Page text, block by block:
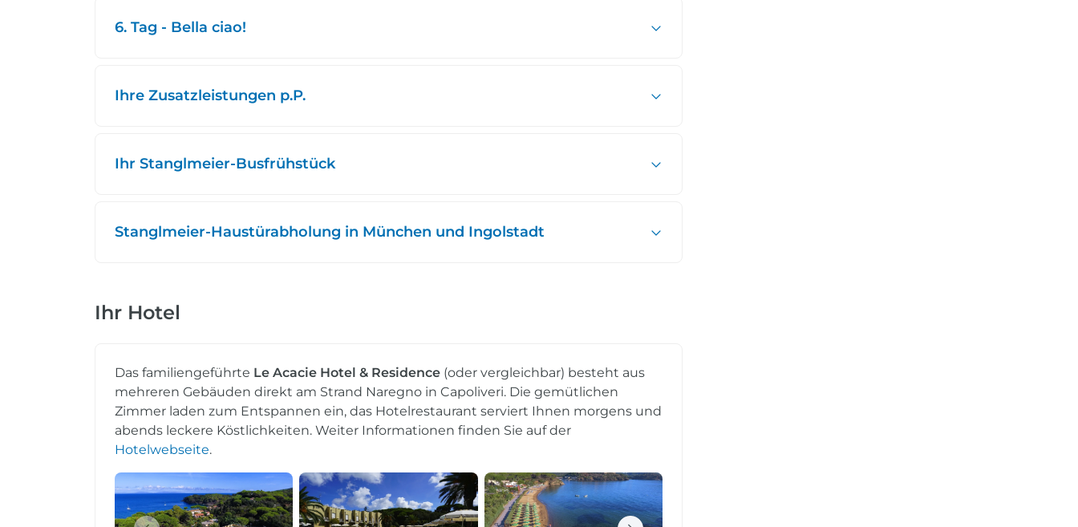
6. Tag - Bella ciao!
Ihre Zusatzleistungen p.P.
Ihr Stanglmeier-Busfrühstück
Stanglmeier-Haustürabholung in München und Ingolstadt
Ihr Hotel
Das familiengeführte Le Acacie Hotel & Residence (oder vergleichbar) besteht aus
mehreren Gebäuden direkt am Strand Naregno in Capoliveri. Die gemütlichen
Zimmer laden zum Entspannen ein, das Hotelrestaurant serviert Ihnen morgens und
abends leckere Köstlichkeiten. Weiter Informationen finden Sie auf der
Hotelwebseite.